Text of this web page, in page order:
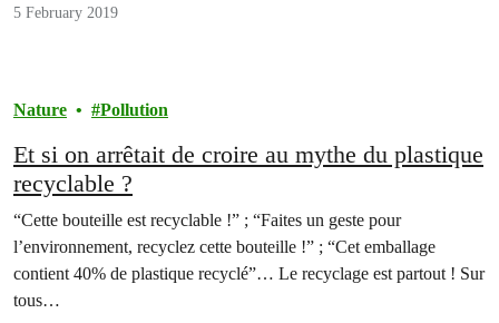
5 February 2019
Nature Pollution
Et si on arrêtait de croire au mythe du plastique
recyclable ?
“Cette bouteille est recyclable !” ; “Faites un geste pour
l’environnement, recyclez cette bouteille !” ; “Cet emballage
contient 40% de plastique recyclé”… Le recyclage est partout ! Sur
tous…